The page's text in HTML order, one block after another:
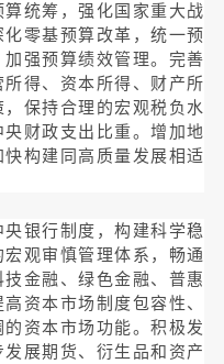
统筹，强化国家重大战
零基预算改革，统一预
强预算绩效管理。完善
得、资本所得、财产所
保持合理的宏观税负水
财政支出比重。增加地
构建同高质量发展相适
银行制度，构建科学稳
观审慎管理体系，畅通
金融、绿色金融、普惠
资本市场制度包容性、
资本市场功能。积极发
展期货、衍生品和资产